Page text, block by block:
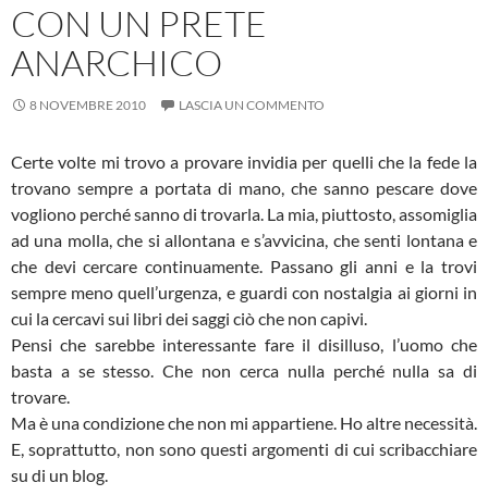
CON UN PRETE
ANARCHICO
8 NOVEMBRE 2010 LASCIA UN COMMENTO
Certe volte mi trovo a provare invidia per quelli che la fede la
trovano sempre a portata di mano, che sanno pescare dove
vogliono perché sanno di trovarla. La mia, piuttosto, assomiglia
ad una molla, che si allontana e s’avvicina, che senti lontana e
che devi cercare continuamente. Passano gli anni e la trovi
sempre meno quell’urgenza, e guardi con nostalgia ai giorni in
cui la cercavi sui libri dei saggi ciò che non capivi.
Pensi che sarebbe interessante fare il disilluso, l’uomo che
basta a se stesso. Che non cerca nulla perché nulla sa di
trovare.
Ma è una condizione che non mi appartiene. Ho altre necessità.
E, soprattutto, non sono questi argomenti di cui scribacchiare
su di un blog.